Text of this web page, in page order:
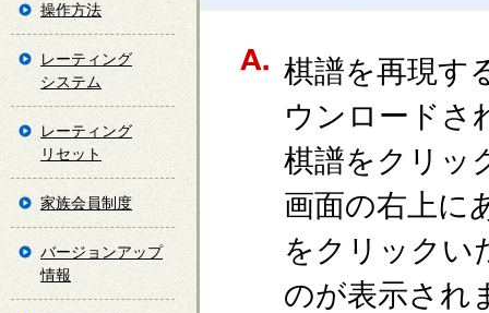
棋譜を再現す
ウンロードさ
棋譜をクリッ
画面の右上に
をクリックい
のが表示され
操作方法
レーティング
システム
レーティング
リセット
家族会員制度
バージョンアップ
情報